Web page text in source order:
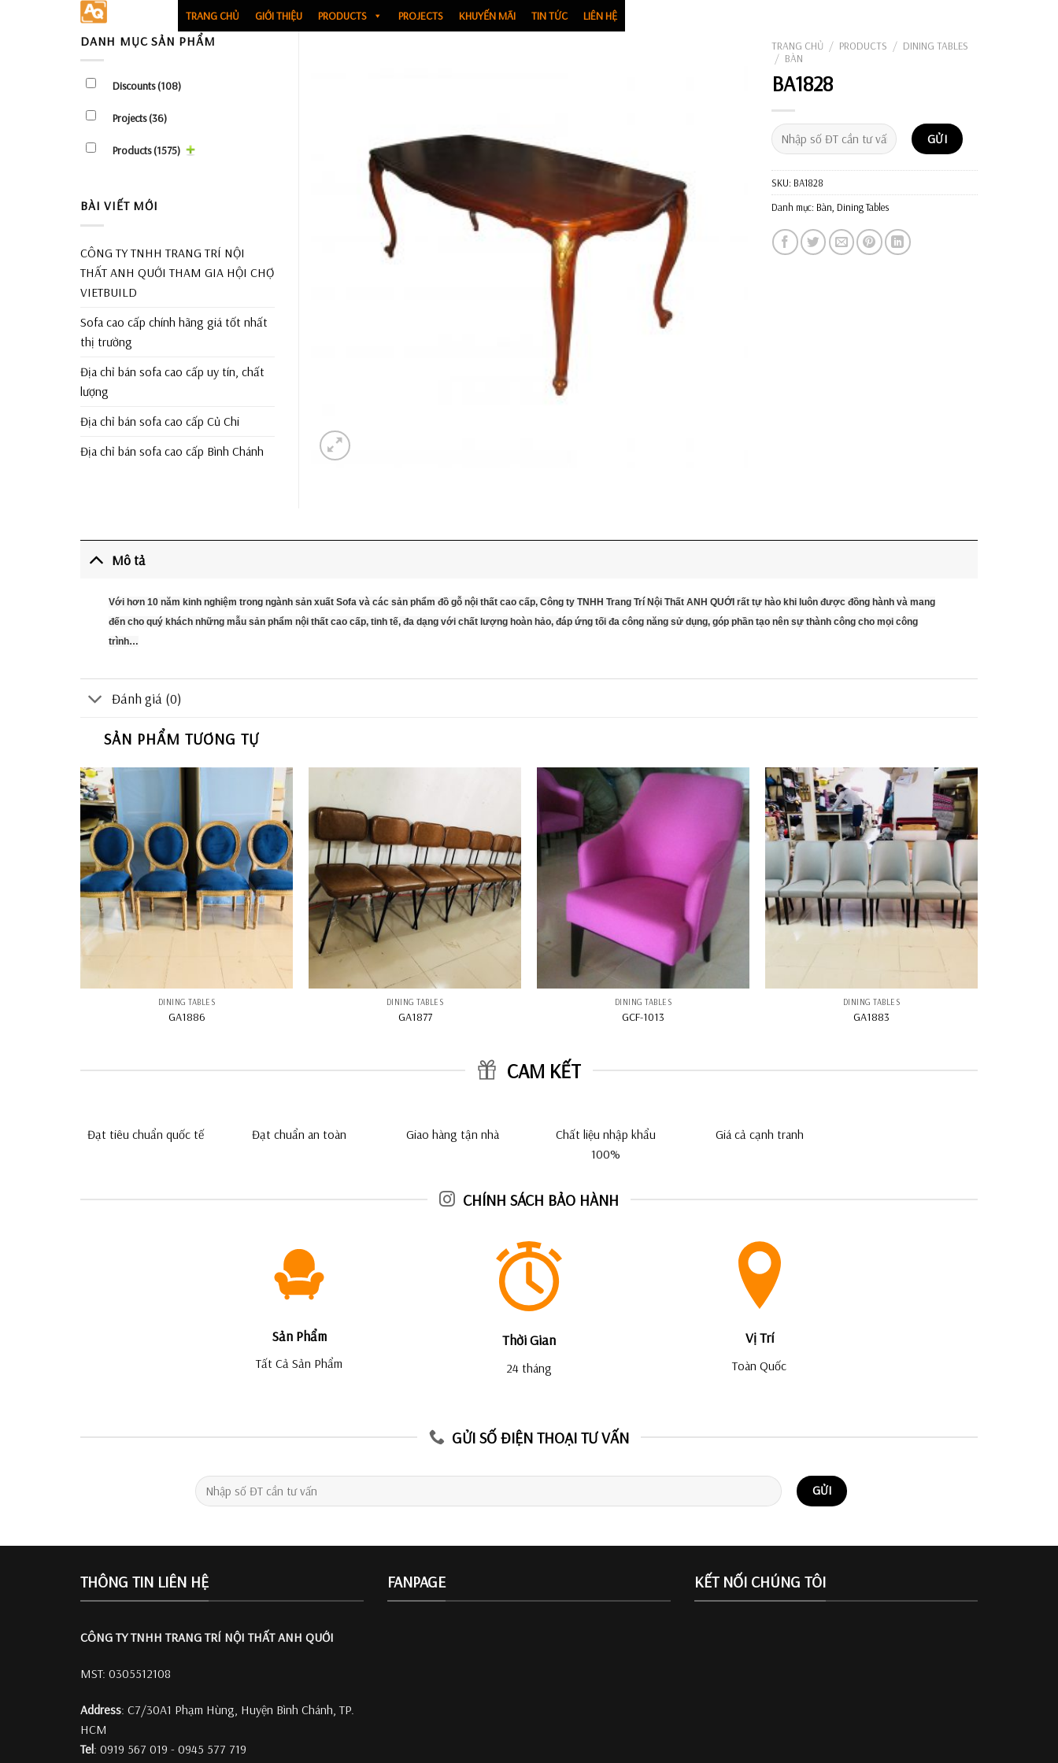
TRANG CHỦ GIỚI THIỆU PRODUCTS PROJECTS KHUYẾN MÃI TIN TỨC LIÊN HỆ
TRANG CHỦ / PRODUCTS / DINING TABLES
/ BÀN
BA1828
SKU: BA1828
Danh mục: Bàn, Dining Tables
DANH MỤC SẢN PHẨM
Discounts(108)
Projects(36)
Products(1575)
BÀI VIẾT MỚI
CÔNG TY TNHH TRANG TRÍ NỘI
THẤT ANH QUỚI THAM GIA HỘI CHỢ
VIETBUILD
Sofa cao cấp chính hãng giá tốt nhất
thị trường
Địa chỉ bán sofa cao cấp uy tín, chất
lượng
Địa chỉ bán sofa cao cấp Củ Chi
Địa chỉ bán sofa cao cấp Bình Chánh
Mô tả
Với hơn 10 năm kinh nghiệm trong ngành sản xuất Sofa và các sản phẩm đồ gỗ nội thất cao cấp, Công ty TNHH Trang Trí Nội Thất ANH QUỚI rất tự hào khi luôn được đồng hành và mang
đến cho quý khách những mẫu sản phẩm nội thất cao cấp, tinh tế, đa dạng với chất lượng hoàn hảo, đáp ứng tối đa công năng sử dụng, góp phần tạo nên sự thành công cho mọi công
trình…
Đánh giá (0)
SẢN PHẨM TƯƠNG TỰ
DINING TABLES
GA1886
DINING TABLES
GA1877
DINING TABLES
GCF-1013
DINING TABLES
GA1883
CAM KẾT
Đạt tiêu chuẩn quốc tế Đạt chuẩn an toàn Giao hàng tận nhà
Chất liệu nhập khẩu
100%
Giá cả cạnh tranh
CHÍNH SÁCH BẢO HÀNH
Sản Phẩm
Tất Cả Sản Phẩm
Thời Gian
24 tháng
Vị Trí
Toàn Quốc
GỬI SỐ ĐIỆN THOẠI TƯ VẤN
THÔNG TIN LIÊN HỆ
CÔNG TY TNHH TRANG TRÍ NỘI THẤT ANH QUỚI
MST: 0305512108
Address: C7/30A1 Phạm Hùng, Huyện Bình Chánh, TP.
HCM
Tel: 0919 567 019 - 0945 577 719
FANPAGE KẾT NỐI CHÚNG TÔI